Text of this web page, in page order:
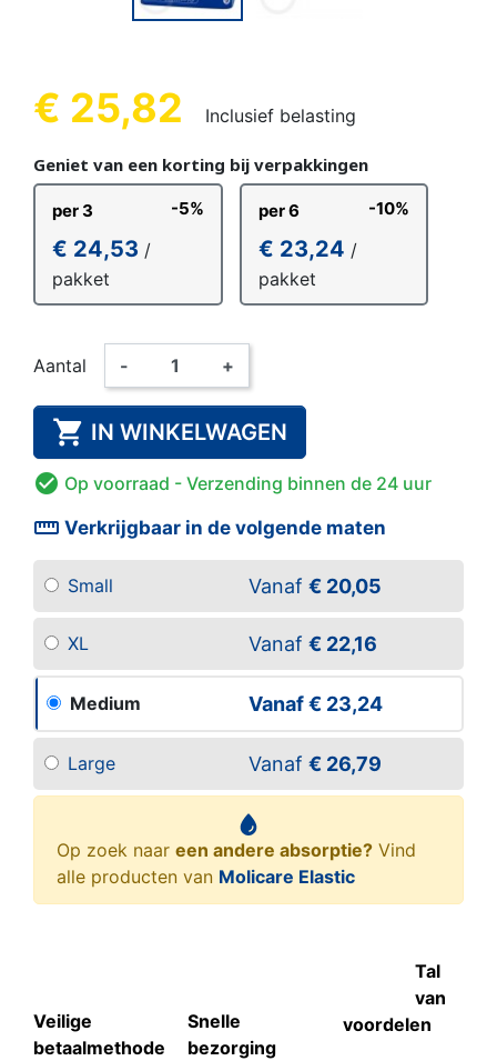
€ 25,82 Inclusief belasting
Geniet van een korting bij verpakkingen
per 3 -5%
€ 24,53 /
pakket
per 6 -10%
€ 23,24 /
pakket
Aantal - +
 IN WINKELWAGEN
 Op voorraad - Verzending binnen de 24 uur
straighten Verkrijgbaar in de volgende maten
Small Vanaf € 20,05
XL Vanaf € 22,16
Medium Vanaf€ 23,24
Large Vanaf € 26,79
Op zoek naar een andere absorptie? Vind
alle producten van Molicare Elastic
Veilige
betaalmethode
Snelle
bezorging
Tal
van
voordelen